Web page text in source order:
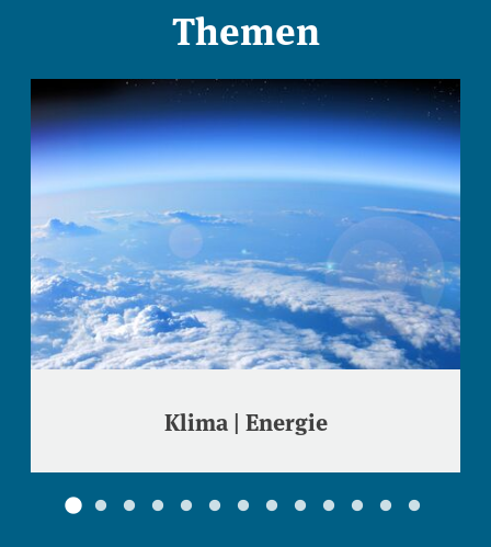
Themen
Klima | Energie